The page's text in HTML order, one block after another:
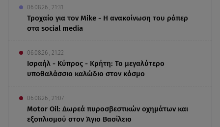
06.08.26 , 21:31
Τροχαίο για τον Mike - Η ανακοίνωση του ράπερ
στα social media
06.08.26 , 21:22
Ισραήλ - Κύπρος - Κρήτη: Το μεγαλύτερο
υποθαλάσσιο καλώδιο στον κόσμο
06.08.26 , 21:07
Motor Oil: Δωρεά πυροσβεστικών οχημάτων και
εξοπλισμού στον Άγιο Βασίλειο